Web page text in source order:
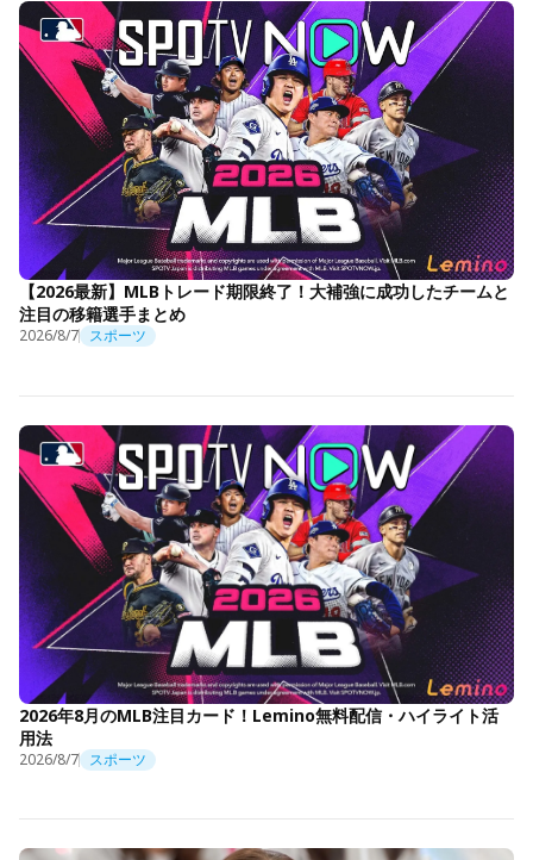
【2026最新】MLBトレード期限終了！大補強に成功したチームと
注目の移籍選手まとめ
2026/8/7 スポーツ
2026年8月のMLB注目カード！Lemino無料配信・ハイライト活
用法
2026/8/7 スポーツ